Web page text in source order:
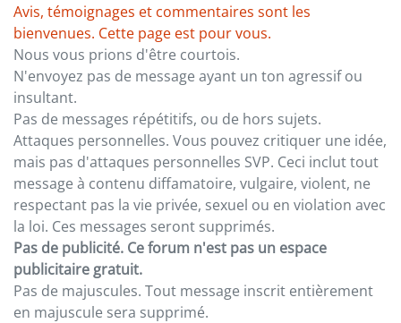
Avis, témoignages et commentaires sont les
bienvenues. Cette page est pour vous.
Nous vous prions d'être courtois.
N'envoyez pas de message ayant un ton agressif ou
insultant.
Pas de messages répétitifs, ou de hors sujets.
Attaques personnelles. Vous pouvez critiquer une idée,
mais pas d'attaques personnelles SVP. Ceci inclut tout
message à contenu diffamatoire, vulgaire, violent, ne
respectant pas la vie privée, sexuel ou en violation avec
la loi. Ces messages seront supprimés.
Pas de publicité. Ce forum n'est pas un espace
publicitaire gratuit.
Pas de majuscules. Tout message inscrit entièrement
en majuscule sera supprimé.